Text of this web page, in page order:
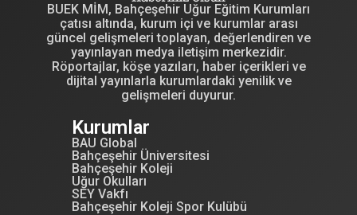
BUEK MİM, Bahçeşehir Uğur Eğitim Kurumları
çatısı altında, kurum içi ve kurumlar arası
güncel gelişmeleri toplayan, değerlendiren ve
yayınlayan medya iletişim merkezidir.
Röportajlar, köşe yazıları, haber içerikleri ve
dijital yayınlarla kurumlardaki yenilik ve
gelişmeleri duyurur.
Kurumlar
BAU Global
Bahçeşehir Üniversitesi
Bahçeşehir Koleji
Uğur Okulları
SEY Vakfı
Bahçeşehir Koleji Spor Kulübü